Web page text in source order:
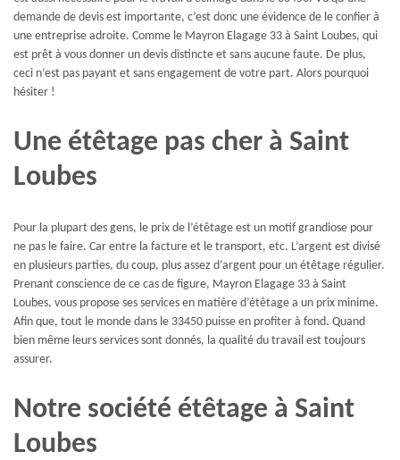
demande de devis est importante, c’est donc une évidence de le confier à
une entreprise adroite. Comme le Mayron Elagage 33 à Saint Loubes, qui
est prêt à vous donner un devis distincte et sans aucune faute. De plus,
ceci n’est pas payant et sans engagement de votre part. Alors pourquoi
hésiter !
Une étêtage pas cher à Saint
Loubes
Pour la plupart des gens, le prix de l’étêtage est un motif grandiose pour
ne pas le faire. Car entre la facture et le transport, etc. L’argent est divisé
en plusieurs parties, du coup, plus assez d’argent pour un étêtage régulier.
Prenant conscience de ce cas de figure, Mayron Elagage 33 à Saint
Loubes, vous propose ses services en matière d’étêtage a un prix minime.
Afin que, tout le monde dans le 33450 puisse en profiter à fond. Quand
bien même leurs services sont donnés, la qualité du travail est toujours
assurer.
Notre société étêtage à Saint
Loubes